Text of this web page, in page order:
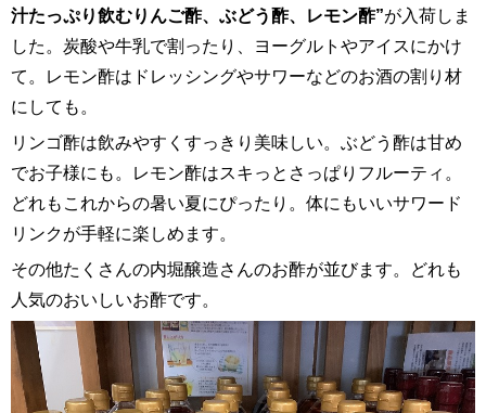
汁たっぷり飲むりんご酢、ぶどう酢、レモン酢”が入荷しま
した。炭酸や牛乳で割ったり、ヨーグルトやアイスにかけ
て。レモン酢はドレッシングやサワーなどのお酒の割り材
にしても。
リンゴ酢は飲みやすくすっきり美味しい。ぶどう酢は甘め
でお子様にも。レモン酢はスキっとさっぱりフルーティ。
どれもこれからの暑い夏にぴったり。体にもいいサワード
リンクが手軽に楽しめます。
その他たくさんの内堀醸造さんのお酢が並びます。どれも
人気のおいしいお酢です。